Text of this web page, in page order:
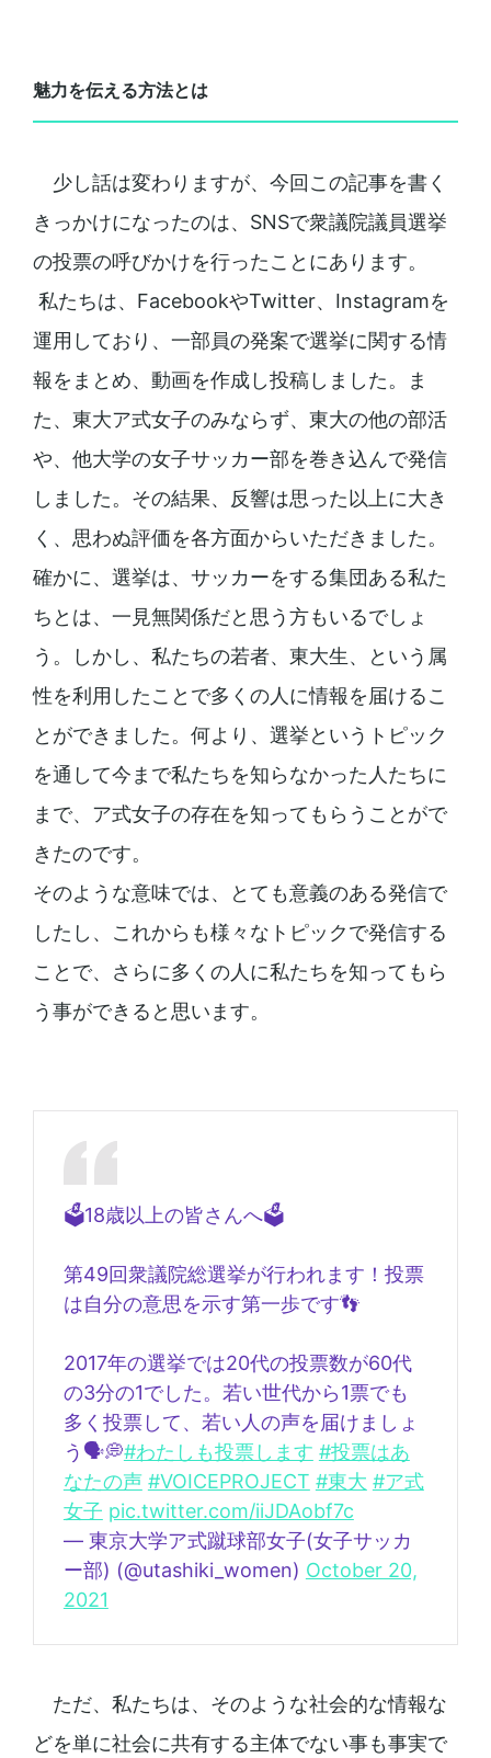
魅力を伝える方法とは
少し話は変わりますが、今回この記事を書く
きっかけになったのは、SNSで衆議院議員選挙
の投票の呼びかけを行ったことにあります。
私たちは、FacebookやTwitter、Instagramを
運用しており、一部員の発案で選挙に関する情
報をまとめ、動画を作成し投稿しました。ま
た、東大ア式女子のみならず、東大の他の部活
や、他大学の女子サッカー部を巻き込んで発信
しました。その結果、反響は思った以上に大き
く、思わぬ評価を各方面からいただきました。
確かに、選挙は、サッカーをする集団ある私た
ちとは、一見無関係だと思う方もいるでしょ
う。しかし、私たちの若者、東大生、という属
性を利用したことで多くの人に情報を届けるこ
とができました。何より、選挙というトピック
を通して今まで私たちを知らなかった人たちに
まで、ア式女子の存在を知ってもらうことがで
きたのです。
そのような意味では、とても意義のある発信で
したし、これからも様々なトピックで発信する
ことで、さらに多くの人に私たちを知ってもら
う事ができると思います。
🗳18歳以上の皆さんへ🗳
第49回衆議院総選挙が行われます！投票
は自分の意思を示す第一歩です👣
2017年の選挙では20代の投票数が60代
の3分の1でした。若い世代から1票でも
多く投票して、若い人の声を届けましょ
う🗣💭#わたしも投票します #投票はあ
なたの声 #VOICEPROJECT #東大 #ア式
女子 pic.twitter.com/iiJDAobf7c
— 東京大学ア式蹴球部女子(女子サッカ
ー部) (@utashiki_women) October 20,
2021
ただ、私たちは、そのような社会的な情報な
どを単に社会に共有する主体でない事も事実で